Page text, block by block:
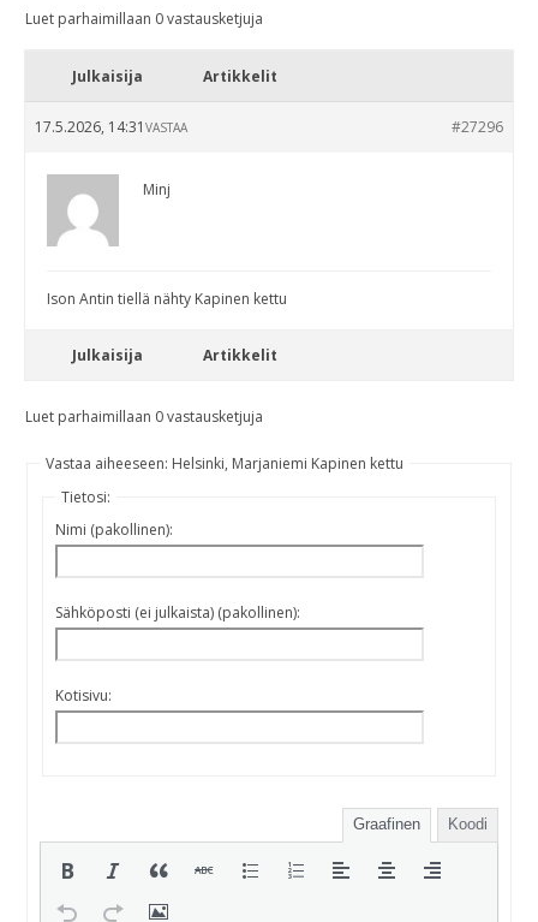
Luet parhaimillaan 0 vastausketjuja
Julkaisija Artikkelit
17.5.2026, 14:31 #27296
VASTAA
Minj
Ison Antin tiellä nähty Kapinen kettu
Julkaisija Artikkelit
Luet parhaimillaan 0 vastausketjuja
Vastaa aiheeseen: Helsinki, Marjaniemi Kapinen kettu
Tietosi:
Nimi (pakollinen):
Sähköposti (ei julkaista) (pakollinen):
Kotisivu:
Graafinen Koodi